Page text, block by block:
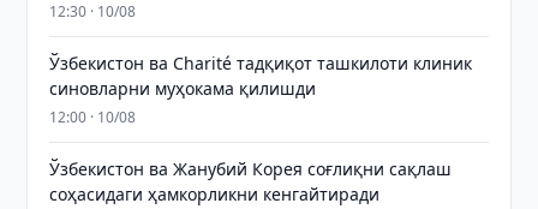
12:30 · 10/08
Ўзбекистон ва Charité тадқиқот ташкилоти клиник
синовларни муҳокама қилишди
12:00 · 10/08
Ўзбекистон ва Жанубий Корея соғлиқни сақлаш
соҳасидаги ҳамкорликни кенгайтиради